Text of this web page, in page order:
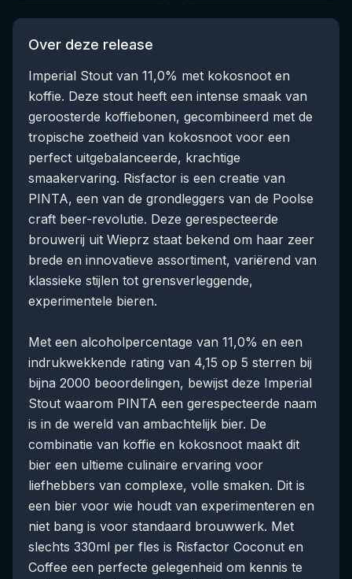
Over deze release
Imperial Stout van 11,0% met kokosnoot en
koffie. Deze stout heeft een intense smaak van
geroosterde koffiebonen, gecombineerd met de
tropische zoetheid van kokosnoot voor een
perfect uitgebalanceerde, krachtige
smaakervaring. Risfactor is een creatie van
PINTA, een van de grondleggers van de Poolse
craft beer-revolutie. Deze gerespecteerde
brouwerij uit Wieprz staat bekend om haar zeer
brede en innovatieve assortiment, variërend van
klassieke stijlen tot grensverleggende,
experimentele bieren.
Met een alcoholpercentage van 11,0% en een
indrukwekkende rating van 4,15 op 5 sterren bij
bijna 2000 beoordelingen, bewijst deze Imperial
Stout waarom PINTA een gerespecteerde naam
is in de wereld van ambachtelijk bier. De
combinatie van koffie en kokosnoot maakt dit
bier een ultieme culinaire ervaring voor
liefhebbers van complexe, volle smaken. Dit is
een bier voor wie houdt van experimenteren en
niet bang is voor standaard brouwwerk. Met
slechts 330ml per fles is Risfactor Coconut en
Coffee een perfecte gelegenheid om kennis te